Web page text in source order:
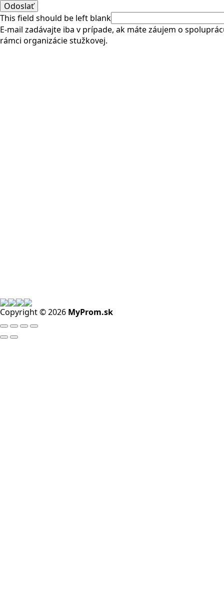
Odoslať
This field should be left blank
E-mail zadávajte iba v prípade, ak máte záujem o
rámci organizácie stužkovej.
Copyright © 2026 MyProm.sk